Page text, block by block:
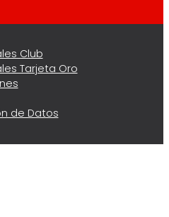
Club
Tarjeta Oro
de Datos